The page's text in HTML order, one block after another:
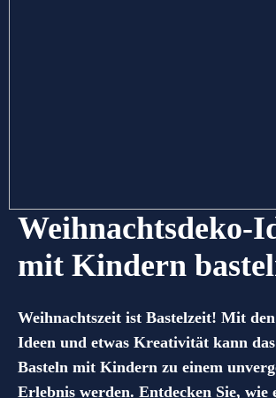
Weihnachtsdeko-
mit Kindern
Weihnachtszeit ist Bastelzeit! Mit
Ideen und etwas Kreativität kann das
Basteln mit Kindern zu einem
Erlebnis werden. Entdecken Sie, wie